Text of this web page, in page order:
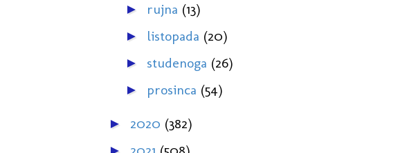
► rujna (13)
► listopada (20)
► studenoga (26)
► prosinca (54)
► 2020 (382)